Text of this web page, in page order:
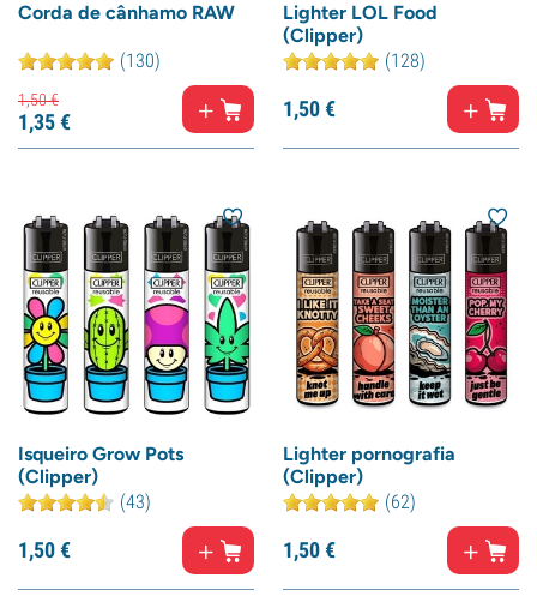
Corda de cânhamo RAW
(130)
1,50€
1,35€
Lighter LOL Food
(Clipper)
(128)
1,50€
Isqueiro Grow Pots
(Clipper)
(43)
1,50€
Lighter pornografia
(Clipper)
(62)
1,50€